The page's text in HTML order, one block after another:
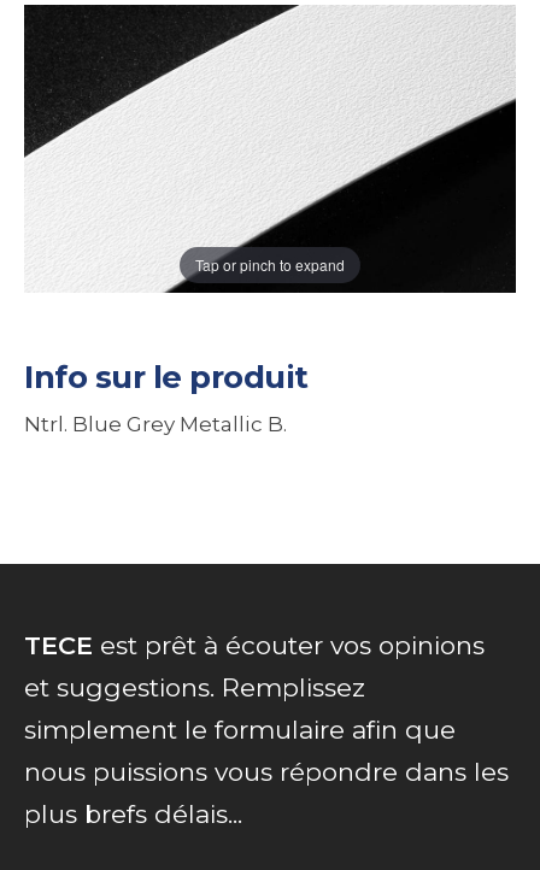
Tap or pinch to expand
Info sur le produit
Ntrl. Blue Grey Metallic B.
TECE est prêt à écouter vos opinions
et suggestions. Remplissez
simplement le formulaire afin que
nous puissions vous répondre dans les
plus brefs délais...